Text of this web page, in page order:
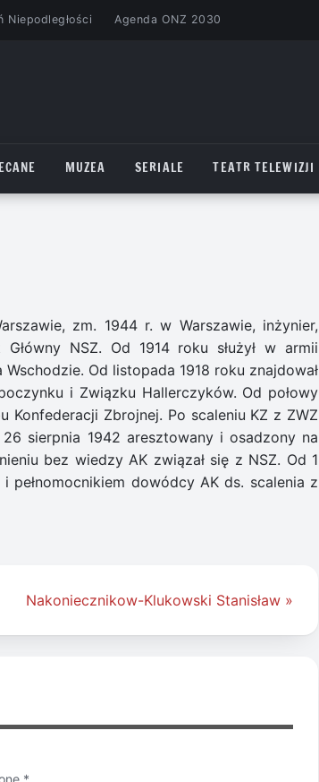
Niepodległości Agenda ONZ 2030
MUZEA SERIALE TEATR TELEWIZJI
zm. 1944 r. w Warszawie, inżynier,
NSZ. Od 1914 roku służył w armii
Od listopada 1918 roku znajdował
i Związku Hallerczyków. Od połowy
Zbrojnej. Po scaleniu KZ z ZWZ
26 sierpnia 1942 aresztowany i osadzony na
bez wiedzy AK związał się z NSZ. Od 1
dowódcy AK ds. scalenia z
Nakoniecznikow-Klukowski Stanisław »
*